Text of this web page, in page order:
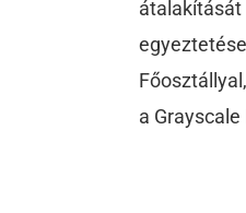
átalakítását
a